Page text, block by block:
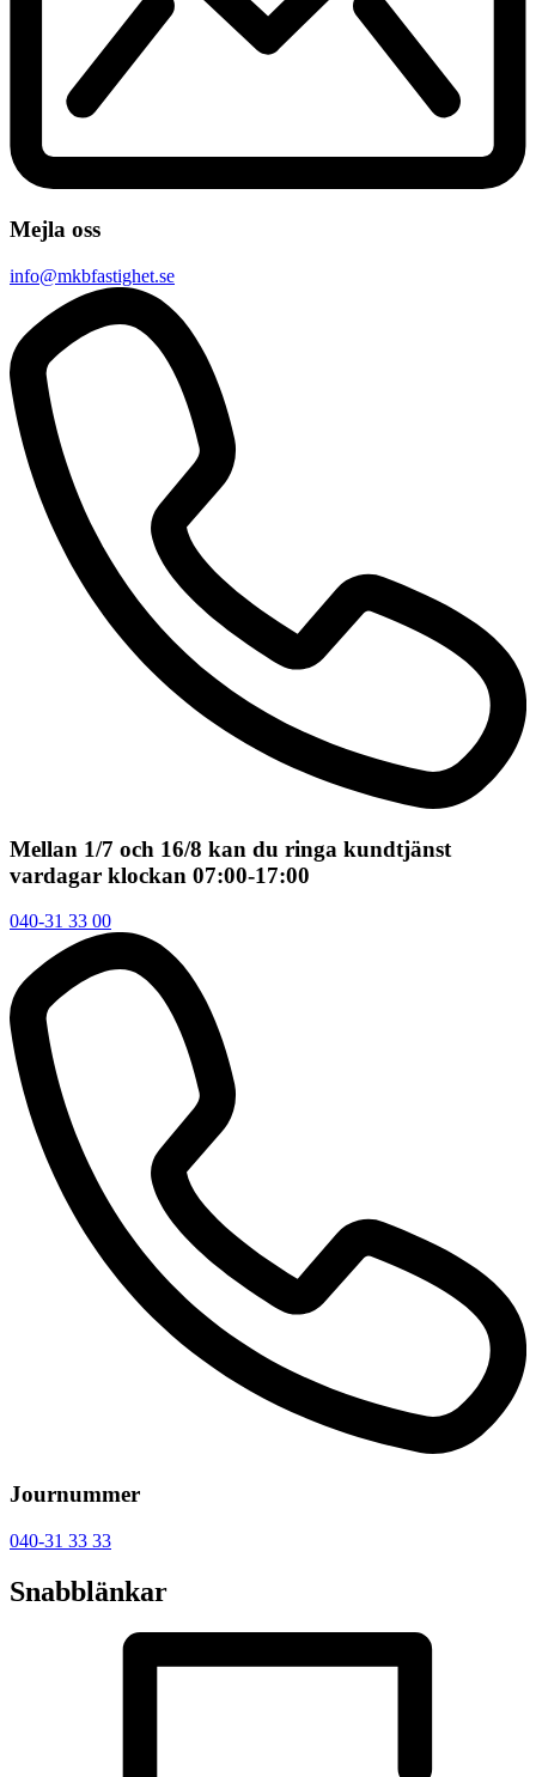
Mejla oss
info@mkbfastighet.se
Mellan 1/7 och 16/8 kan du ringa kundtjänst
vardagar klockan 07:00-17:00
040-31 33 00
Journummer
040-31 33 33
Snabblänkar